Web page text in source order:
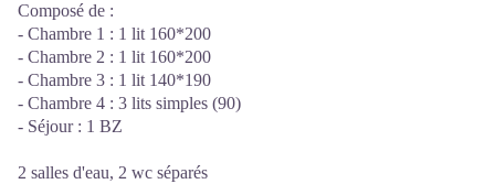
Composé de :
- Chambre 1 : 1 lit 160*200
- Chambre 2 : 1 lit 160*200
- Chambre 3 : 1 lit 140*190
- Chambre 4 : 3 lits simples (90)
- Séjour : 1 BZ
2 salles d'eau, 2 wc séparés